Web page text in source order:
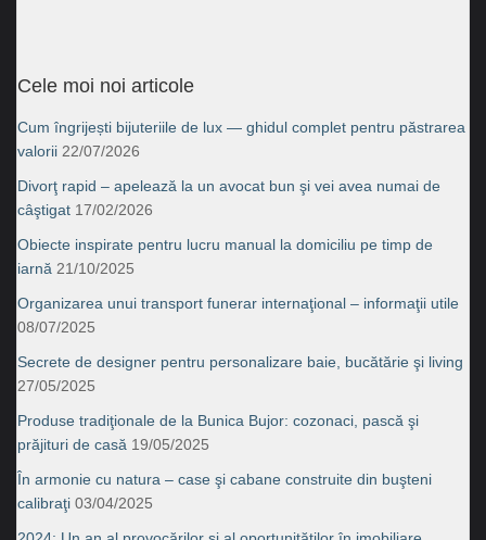
Cele moi noi articole
Cum îngrijești bijuteriile de lux — ghidul complet pentru păstrarea
valorii 22/07/2026
Divorţ rapid – apelează la un avocat bun şi vei avea numai de
câştigat 17/02/2026
Obiecte inspirate pentru lucru manual la domiciliu pe timp de
iarnă 21/10/2025
Organizarea unui transport funerar internaţional – informaţii utile
08/07/2025
Secrete de designer pentru personalizare baie, bucătărie şi living
27/05/2025
Produse tradiţionale de la Bunica Bujor: cozonaci, pască şi
prăjituri de casă 19/05/2025
În armonie cu natura – case şi cabane construite din buşteni
calibraţi 03/04/2025